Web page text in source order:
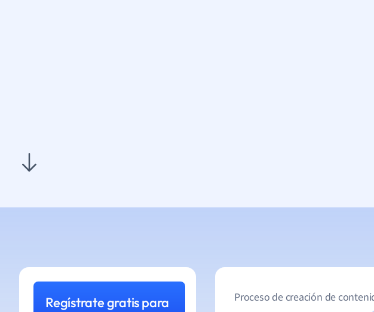
Regístrate gratis para
Proceso de creación de